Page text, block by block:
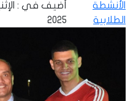
الأنشطة
الطلابية
2025